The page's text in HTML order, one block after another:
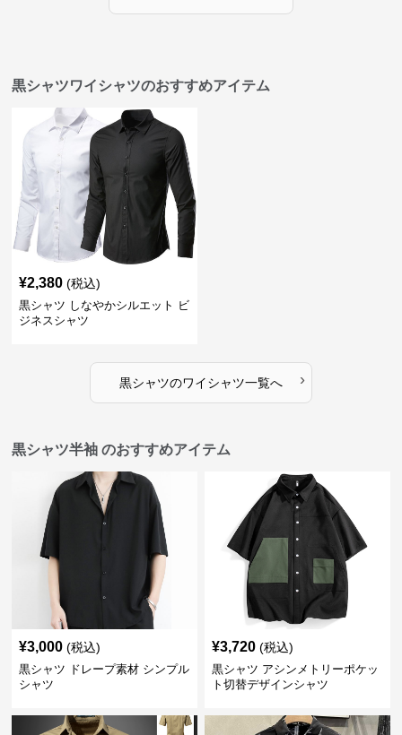
黒シャツワイシャツのおすすめアイテム
¥2,380 (税込)
黒シャツ しなやかシルエット ビ
ジネスシャツ
黒シャツのワイシャツ一覧へ ›
黒シャツ半袖 のおすすめアイテム
¥3,000 (税込)
黒シャツ ドレープ素材 シンプル
シャツ
¥3,720 (税込)
黒シャツ アシンメトリーポケッ
ト切替デザインシャツ